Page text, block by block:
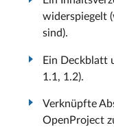
widerspiegelt
sind).
Ein Deckblatt
1.1, 1.2).
Verknüpfte
OpenProject